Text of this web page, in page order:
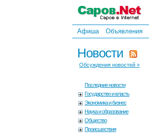
Афиша Объявления
Новости
Обсуждения новостей »
Последние новости
Государство и власть
Экономика и бизнес
Наука и образование
Общество
Происшествия